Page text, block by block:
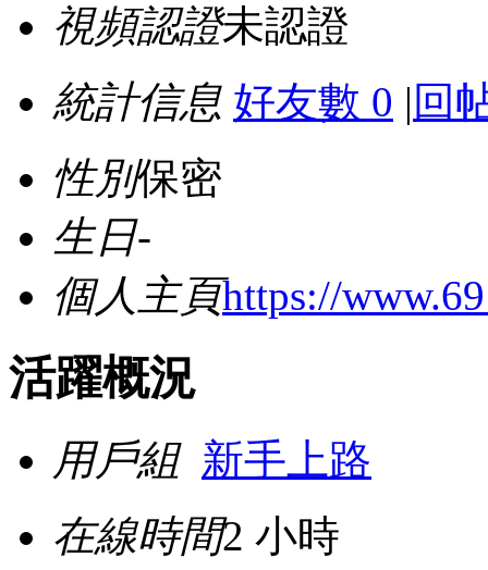
視頻認證未認證
統計信息 好友數 0 | 回
性別保密
生日-
個人主頁https://
活躍概況
用戶組 新手上路
在線時間2 小時